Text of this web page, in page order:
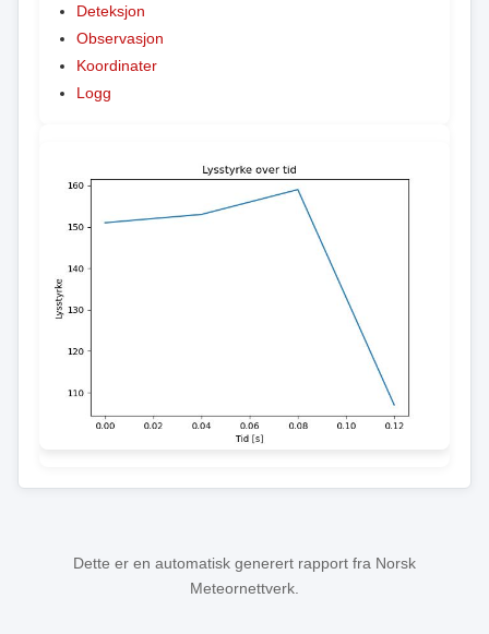
Deteksjon
Observasjon
Koordinater
Logg
Dette er en automatisk generert rapport fra Norsk
Meteornettverk.